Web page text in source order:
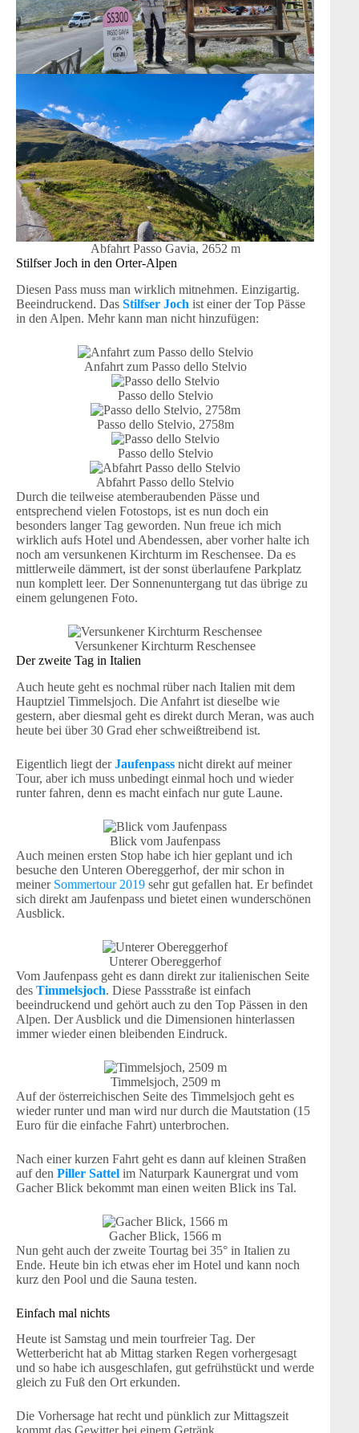
Abfahrt Passo Gavia, 2652 m
Stilfser Joch in den Orter-Alpen
Diesen Pass muss man wirklich mitnehmen. Einzigartig.
Beeindruckend. Das Stilfser Joch ist einer der Top Pässe
in den Alpen. Mehr kann man nicht hinzufügen:
Anfahrt zum Passo dello Stelvio
Passo dello Stelvio
Passo dello Stelvio, 2758m
Passo dello Stelvio
Abfahrt Passo dello Stelvio
Durch die teilweise atemberaubenden Pässe und
entsprechend vielen Fotostops, ist es nun doch ein
besonders langer Tag geworden. Nun freue ich mich
wirklich aufs Hotel und Abendessen, aber vorher halte ich
noch am versunkenen Kirchturm im Reschensee. Da es
mittlerweile dämmert, ist der sonst überlaufene Parkplatz
nun komplett leer. Der Sonnenuntergang tut das übrige zu
einem gelungenen Foto.
Versunkener Kirchturm Reschensee
Der zweite Tag in Italien
Auch heute geht es nochmal rüber nach Italien mit dem
Hauptziel Timmelsjoch. Die Anfahrt ist dieselbe wie
gestern, aber diesmal geht es direkt durch Meran, was auch
heute bei über 30 Grad eher schweißtreibend ist.
Eigentlich liegt derJaufenpass nicht direkt auf meiner
Tour, aber ich muss unbedingt einmal hoch und wieder
runter fahren, denn es macht einfach nur gute Laune.
Blick vom Jaufenpass
Auch meinen ersten Stop habe ich hier geplant und ich
besuche den Unteren Obereggerhof, der mir schon in
meiner Sommertour 2019 sehr gut gefallen hat. Er befindet
sich direkt am Jaufenpass und bietet einen wunderschönen
Ausblick.
Unterer Obereggerhof
Vom Jaufenpass geht es dann direkt zur italienischen Seite
des Timmelsjoch. Diese Passstraße ist einfach
beeindruckend und gehört auch zu den Top Pässen in den
Alpen. Der Ausblick und die Dimensionen hinterlassen
immer wieder einen bleibenden Eindruck.
Timmelsjoch, 2509 m
Auf der österreichischen Seite des Timmelsjoch geht es
wieder runter und man wird nur durch die Mautstation (15
Euro für die einfache Fahrt) unterbrochen.
Nach einer kurzen Fahrt geht es dann auf kleinen Straßen
auf den Piller Sattel im Naturpark Kaunergrat und vom
Gacher Blick bekommt man einen weiten Blick ins Tal.
Gacher Blick, 1566 m
Nun geht auch der zweite Tourtag bei 35° in Italien zu
Ende. Heute bin ich etwas eher im Hotel und kann noch
kurz den Pool und die Sauna testen.
Einfach mal nichts
Heute ist Samstag und mein tourfreier Tag. Der
Wetterbericht hat ab Mittag starken Regen vorhergesagt
und so habe ich ausgeschlafen, gut gefrühstückt und werde
gleich zu Fuß den Ort erkunden.
Die Vorhersage hat recht und pünklich zur Mittagszeit